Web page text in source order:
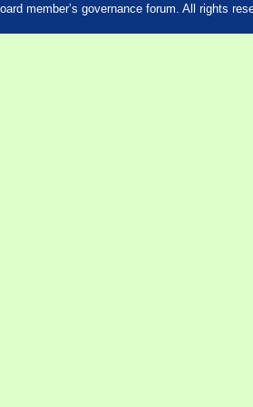
member’s governance forum. All rights